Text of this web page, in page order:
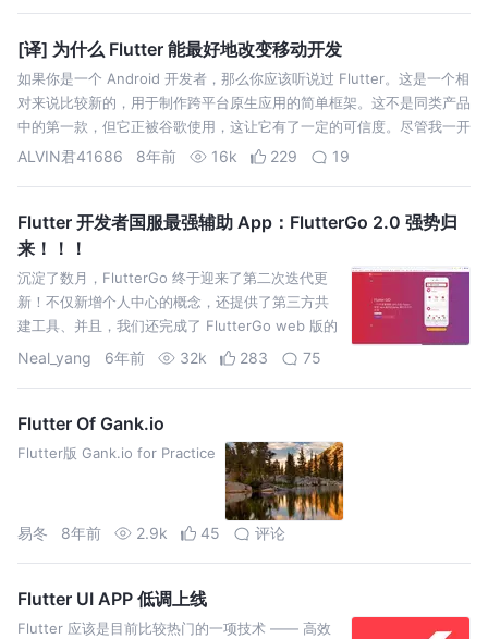
[译] 为什么 Flutter 能最好地改变移动开发
如果你是一个 Android 开发者，那么你应该听说过 Flutter。这是一个相
对来说比较新的，用于制作跨平台原生应用的简单框架。这不是同类产品
中的第一款，但它正被谷歌使用，这让它有了一定的可信度。尽管我一开
始听到这个框架的时候对此有所保留，但我还是心血来潮地决定给它一个
ALVIN君41686 8年前 16k 229 19
Flutter 开发者国服最强辅助 App：FlutterGo 2.0 强势归
来！！！
沉淀了数月，FlutterGo 终于迎来了第二次迭代更
新！不仅新增个人中心的概念，还提供了第三方共
建工具、并且，我们还完成了 FlutterGo web 版的
开发。而这些~都在我们FlutterGo官网可见!!!
Neal_yang 6年前 32k 283 75
Flutter Of Gank.io
Flutter版 Gank.io for Practice
易冬 8年前 2.9k 45 评论
Flutter UI APP 低调上线
Flutter 应该是目前比较热门的一项技术 —— 高效